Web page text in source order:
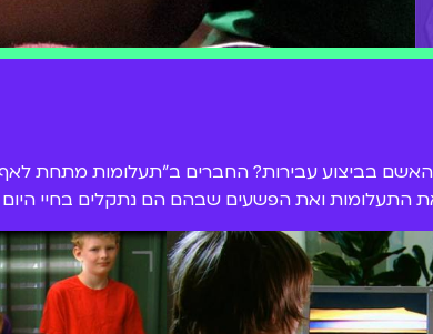
האשם בביצוע עבירות? החברים ב"תעלומות מתחת
התעלומות ואת הפשעים שבהם הם נתקלים בחיי